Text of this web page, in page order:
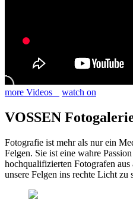
more Videos watch on
VOSSEN
Fotografie ist mehr als nur ein
Felgen. Sie ist eine wahre
hochqualifizierten Fotografen
unsere Felgen ins rechte Licht zu